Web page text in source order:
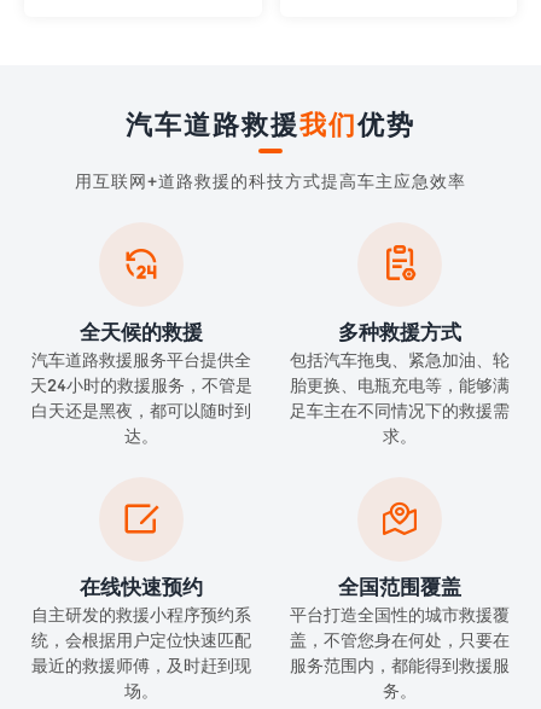
汽车道路救援我们优势
用互联网+道路救援的科技方式提高车主应急效率

全天候的救援
汽车道路救援服务平台提供全
天24小时的救援服务，不管是
白天还是黑夜，都可以随时到
达。

多种救援方式
包括汽车拖曳、紧急加油、轮
胎更换、电瓶充电等，能够满
足车主在不同情况下的救援需
求。

在线快速预约
自主研发的救援小程序预约系
统，会根据用户定位快速匹配
最近的救援师傅，及时赶到现
场。

全国范围覆盖
平台打造全国性的城市救援覆
盖，不管您身在何处，只要在
服务范围内，都能得到救援服
务。